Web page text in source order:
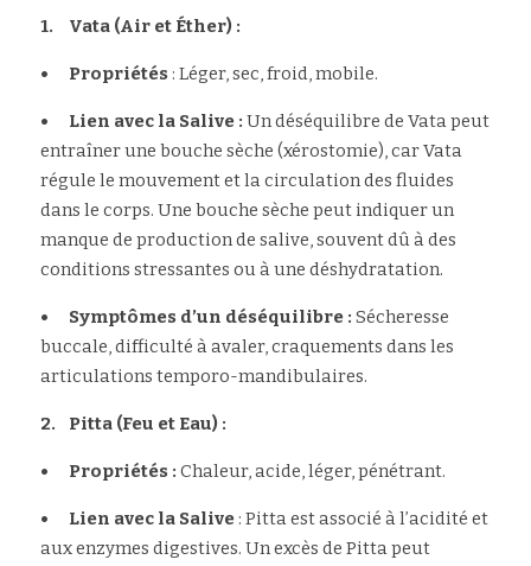
1.	Vata (Air et Éther) :
•	Propriétés : Léger, sec, froid, mobile.
•	Lien avec la Salive : Un déséquilibre de Vata peut
entraîner une bouche sèche (xérostomie), car Vata
régule le mouvement et la circulation des fluides
dans le corps. Une bouche sèche peut indiquer un
manque de production de salive, souvent dû à des
conditions stressantes ou à une déshydratation.
•	Symptômes d’un déséquilibre : Sécheresse
buccale, difficulté à avaler, craquements dans les
articulations temporo-mandibulaires.
2.	Pitta (Feu et Eau) :
•	Propriétés : Chaleur, acide, léger, pénétrant.
•	Lien avec la Salive : Pitta est associé à l’acidité et
aux enzymes digestives. Un excès de Pitta peut